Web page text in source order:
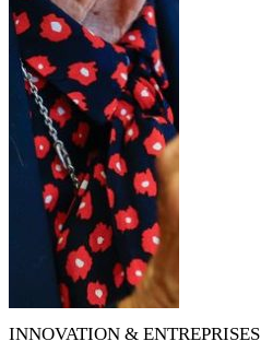
INNOVATION & ENTREPRISES